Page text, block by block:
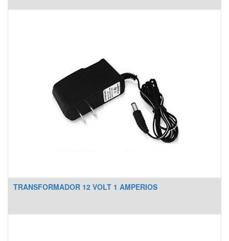
TRANSFORMADOR 12 VOLT 1 AMPERIOS